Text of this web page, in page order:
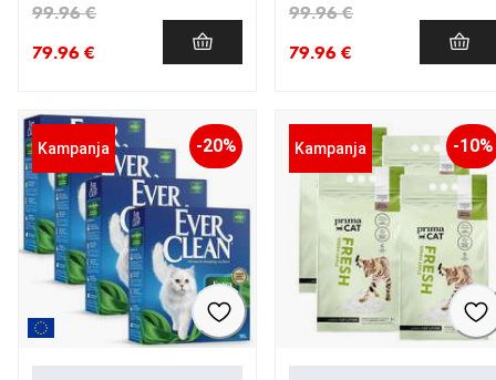
79.96 €
99.96 €
79.96 €
99.96 €
Kampanja -20% Kampanja -10%